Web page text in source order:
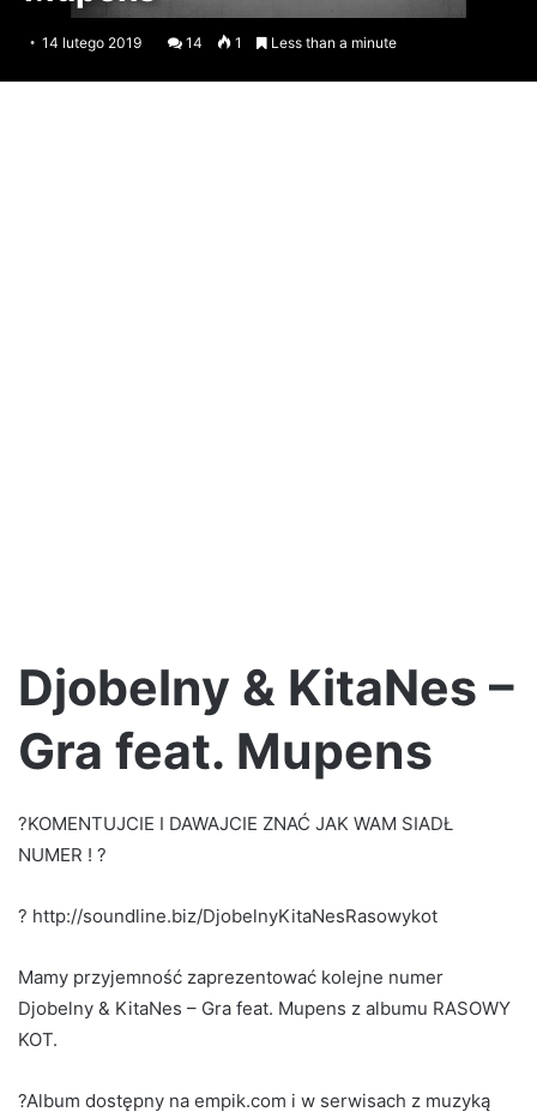
14 lutego 2019 14 1 Less than a minute
Djobelny & KitaNes –
Gra feat. Mupens
?KOMENTUJCIE I DAWAJCIE ZNAĆ JAK WAM SIADŁ
NUMER ! ?
? http://soundline.biz/DjobelnyKitaNesRasowykot
Mamy przyjemność zaprezentować kolejne numer
Djobelny & KitaNes – Gra feat. Mupens z albumu RASOWY
KOT.
?Album dostępny na empik.com i w serwisach z muzyką